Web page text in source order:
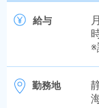
給与
※
勤務地